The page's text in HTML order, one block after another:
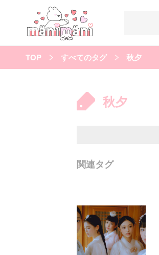
カテゴリー一覧
運営会社
プライバシーポリシー
お問い合わせ
TOP すべてのタグ 秋夕
秋夕
関連タグ